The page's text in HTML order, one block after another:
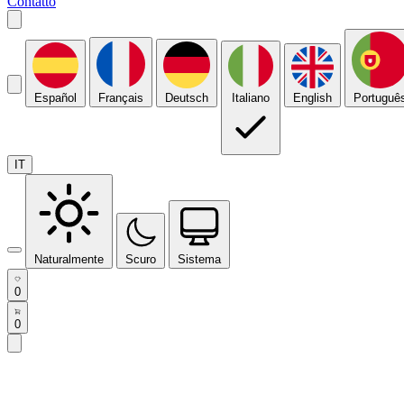
Español Français Deutsch Italiano English
IT
Naturalmente Scuro Sistema
0
0